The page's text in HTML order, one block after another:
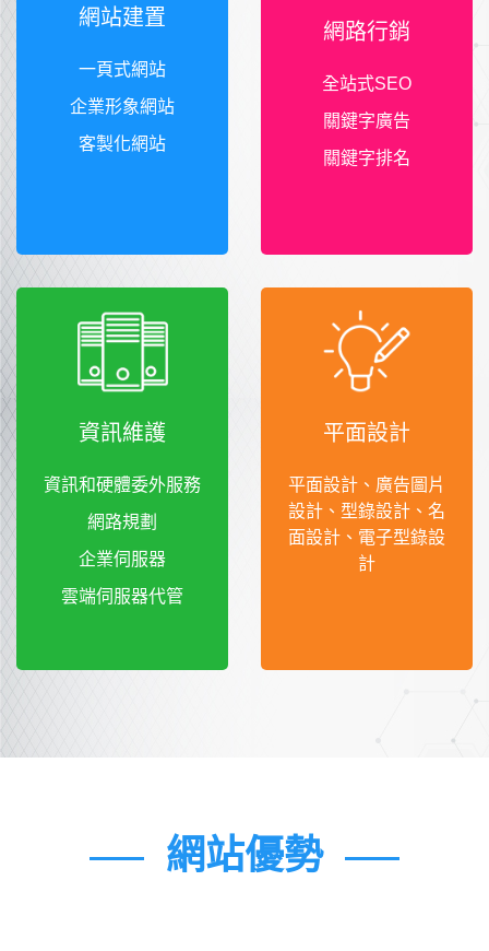
網站建置
一頁式網站
企業形象網站
客製化網站
網路行銷
全站式SEO
關鍵字廣告
關鍵字排名
資訊維護
資訊和硬體委外服務
網路規劃
企業伺服器
雲端伺服器代管
平面設計
平面設計、廣告圖片
設計、型錄設計、名
面設計、電子型錄設
計
網站優勢